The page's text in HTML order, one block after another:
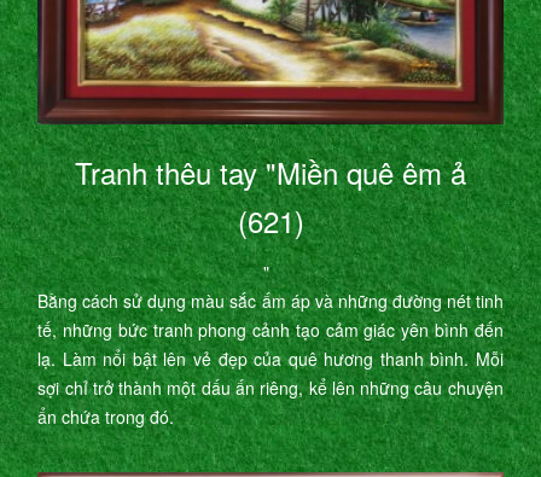
Tranh thêu tay "Miền quê êm ả
(621)
"
Bằng cách sử dụng màu sắc ấm áp và những đường nét tinh
tế, những bức tranh phong cảnh tạo cảm giác yên bình đến
lạ. Làm nổi bật lên vẻ đẹp của quê hương thanh bình. Mỗi
sợi chỉ trở thành một dấu ấn riêng, kể lên những câu chuyện
ẩn chứa trong đó.